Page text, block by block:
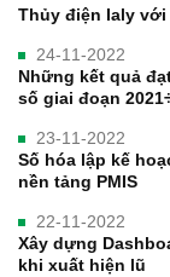
Thủy điện Ialy
24-11-2022
Những kết quả
số giai đoạn
23-11-2022
Số hóa lập kế
nền tảng PMIS
22-11-2022
Xây dựng
khi xuất hiện lũ